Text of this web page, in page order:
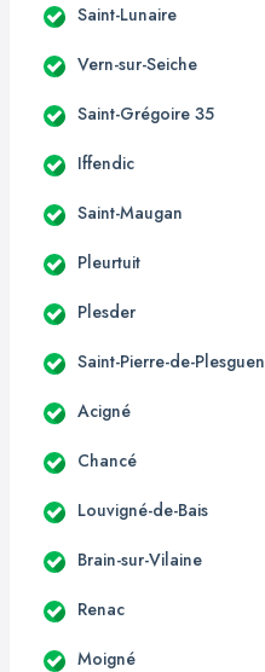
Saint-Lunaire
Vern-sur-Seiche
Saint-Grégoire 35
Iffendic
Saint-Maugan
Pleurtuit
Plesder
Saint-Pierre-de-Plesguen
Acigné
Chancé
Louvigné-de-Bais
Brain-sur-Vilaine
Renac
Moigné